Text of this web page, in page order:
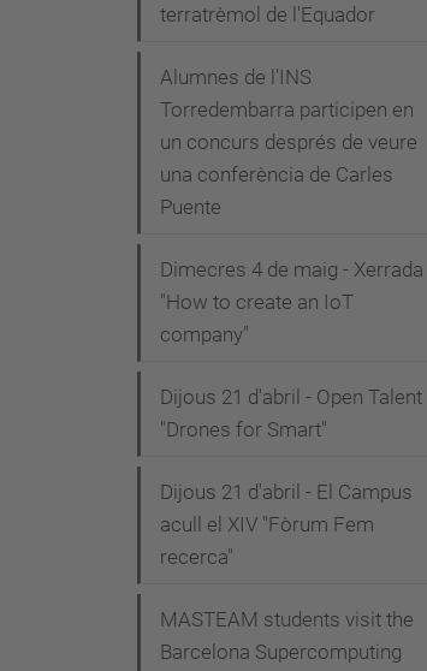
terratrèmol de l'Equador
Alumnes de l'INS
Torredembarra participen en
un concurs després de veure
una conferència de Carles
Puente
Dimecres 4 de maig - Xerrada
"How to create an IoT
company"
Dijous 21 d'abril - Open Talent
"Drones for Smart"
Dijous 21 d'abril - El Campus
acull el XIV "Fòrum Fem
recerca"
MASTEAM students visit the
Barcelona Supercomputing